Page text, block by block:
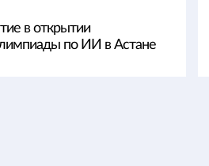
в открытии
по ИИ в Астане